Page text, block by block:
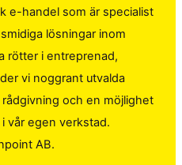
e-handel som är specialist
lösningar inom
rötter i entreprenad,
vi noggrant utvalda
och en möjlighet
vår egen verkstad.
AB.